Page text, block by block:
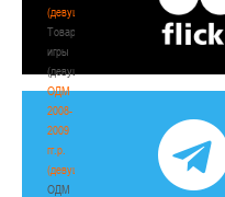
(девушки)
Товарищеские
игры
(девушки)
ОДМ
2008-
2009
гг.р.
(девушки)
ОДМ